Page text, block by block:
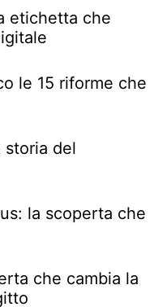
etichetta che
le 15 riforme che
storia del
la scoperta che
che cambia la